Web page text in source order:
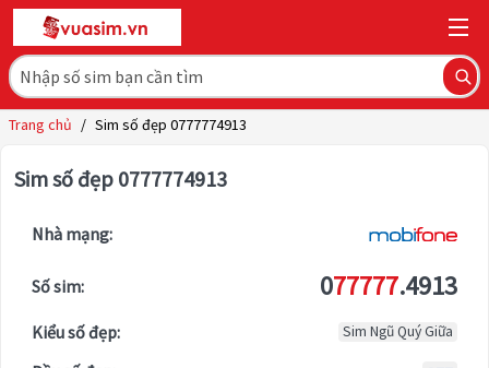
Trang chủ / Sim số đẹp 0777774913
Sim số đẹp 0777774913
Nhà mạng:
Số sim: 077777.4913
Kiểu số đẹp: Sim Ngũ Quý Giữa